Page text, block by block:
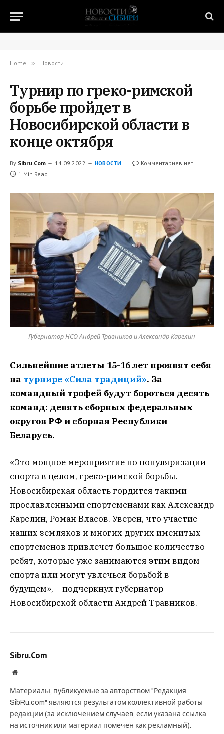
Home » Новости
Турнир по греко-римской
борьбе пройдет в
Новосибирской области в
конце октября
By Sibru.Com 14.09.2022 НОВОСТИ
Комментариев нет
1 Min Read
Губернатор НСО Андрей Травников и Александр Карелин
Сильнейшие атлеты 15-16 лет проявят себя
на турнире «Сила традиций». За
командный трофей будут бороться десять
команд: девять сборных федеральных
округов РФ и сборная Республики
Беларусь.
«Это мощное мероприятие по популяризации
спорта в целом, греко-римской борьбы.
Новосибирская область гордится такими
прославленными спортсменами как Александр
Карелин, Роман Власов. Уверен, что участие
наших земляков и многих других именитых
спортсменов привлечет большое количество
ребят, которые уже занимаются этим видом
спорта или могут увлечься борьбой в
будущем», – подчеркнул губернатор
Новосибирской области Андрей Травников.
Sibru.Com
Website
Материалы, публикуемые за авторством "Редакция
SibRu.com" являются результатом коллективной работы
редакции (за исключением случаев, если указана ссылка
на источник или материал помечен как рекламный).